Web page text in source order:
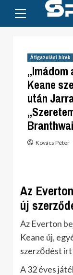
content
Menu
Átigazolási hírek
„Imádom
Keane
után
Kovács Péter
Az
új
Az Everton
Keane új,
szerződést írt
A 32 éves